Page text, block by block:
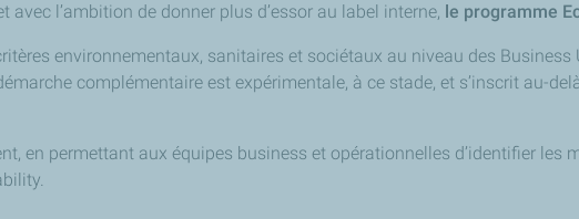
l’ambition de donner plus d’essor au label interne, le programme
environnementaux, sanitaires et sociétaux au niveau des
complémentaire est expérimentale, à ce stade, et s’inscrit au-
en permettant aux équipes business et opérationnelles d’identifier